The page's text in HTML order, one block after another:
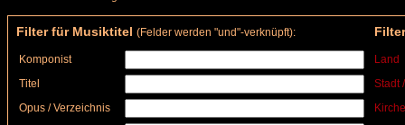
Filter für Musiktitel (Felder werden "und"-verknüpft):
Komponist
Land
Titel
Stadt
Opus / Verzeichnis